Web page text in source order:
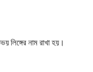
লিঙ্গের নাম রাখা হয়।